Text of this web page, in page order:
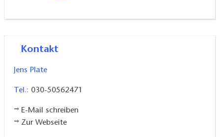
Kontakt
Jens Plate
Tel.: 030-50562471
E-Mail schreiben
Zur Webseite